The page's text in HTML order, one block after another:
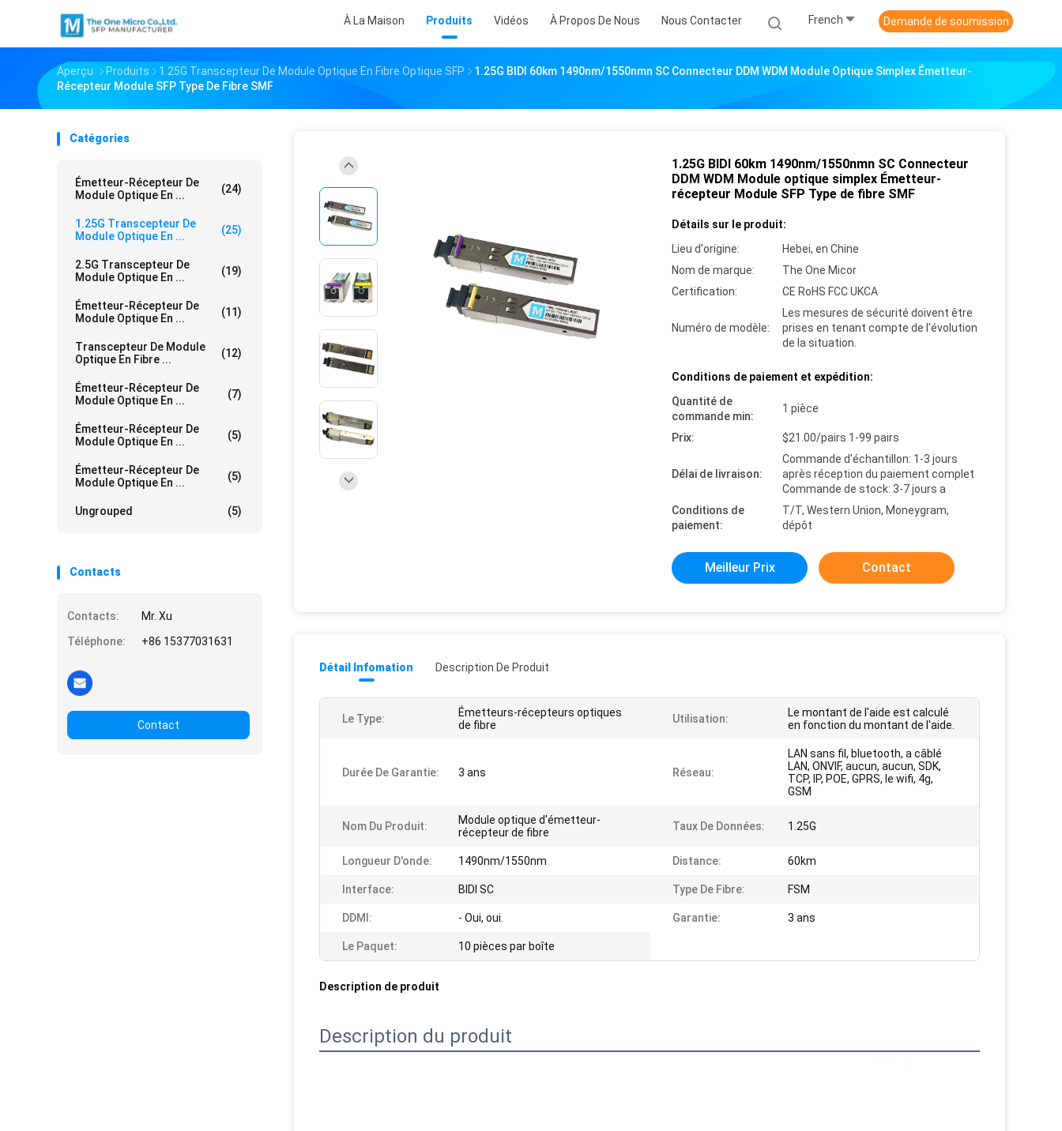
À La Maison Produits Vidéos À Propos De Nous Nous Contacter French Demande de soumission
Aperçu Produits 1.25G Transcepteur De Module Optique En Fibre Optique SFP
1.25G BIDI 60km 1490nm/1550nmn SC Connecteur DDM WDM Module Optique Simplex Émetteur-
Récepteur Module SFP Type De Fibre SMF
Catégories
Émetteur-Récepteur De
Module Optique En ...
(24)
1.25G Transcepteur De
Module Optique En ...
(25)
2.5G Transcepteur De
Module Optique En ...
(19)
Émetteur-Récepteur De
Module Optique En ...
(11)
Transcepteur De Module
Optique En Fibre ...
(12)
Émetteur-Récepteur De
Module Optique En ...
(7)
Émetteur-Récepteur De
Module Optique En ...
(5)
Émetteur-Récepteur De
Module Optique En ...
(5)
Ungrouped (5)
Contacts
Contacts:
Mr. Xu
Téléphone:
+86 15377031631
Contact
1.25G BIDI 60km 1490nm/1550nmn SC Connecteur
DDM WDM Module optique simplex Émetteur-
récepteur Module SFP Type de fibre SMF
Détails sur le produit:
Lieu d'origine:
Hebei, en Chine
Nom de marque:
The One Micor
Certification:
CE RoHS FCC UKCA
Numéro de modèle:
Les mesures de sécurité doivent être
prises en tenant compte de l'évolution
de la situation.
Conditions de paiement et expédition:
Quantité de
commande min:
1 pièce
Prix: $21.00/pairs 1-99 pairs
Délai de livraison:
Commande d'échantillon: 1-3 jours
après réception du paiement complet
Commande de stock: 3-7 jours a
Conditions de
paiement:
T/T, Western Union, Moneygram,
dépôt
Meilleur Prix Contact
Détail Infomation Description De Produit
Le Type:
Émetteurs-récepteurs optiques
de fibre
Utilisation:
Le montant de l'aide est calculé
en fonction du montant de l'aide.
Durée De Garantie: 3 ans Réseau:
LAN sans fil, bluetooth, a câblé
LAN, ONVIF, aucun, aucun, SDK,
TCP, IP, POE, GPRS, le wifi, 4g,
GSM
Nom Du Produit:
Module optique d'émetteur-
récepteur de fibre
Taux De Données: 1.25G
Longueur D'onde: 1490nm/1550nm Distance: 60km
Interface: BIDI SC Type De Fibre: FSM
DDMI: - Oui, oui. Garantie: 3 ans
Le Paquet: 10 pièces par boîte
Description de produit
Description du produit